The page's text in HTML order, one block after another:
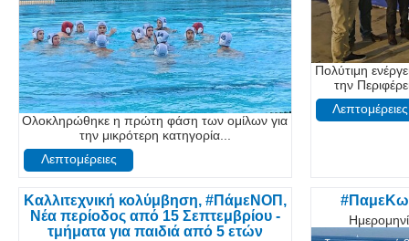
Ολοκληρώθηκε η πρώτη φάση των ομίλων για
την μικρότερη κατηγορία...
Λεπτομέρειες
Πολύτιμη
την
Λεπτομέρειες
Καλλιτεχνική κολύμβηση, #ΠάμεΝΟΠ,
Νέα περίοδος από 15 Σεπτεμβρίου -
τμήματα για παιδιά από 5 ετών